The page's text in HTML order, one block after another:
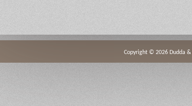
Copyright © 2026 Dudda &